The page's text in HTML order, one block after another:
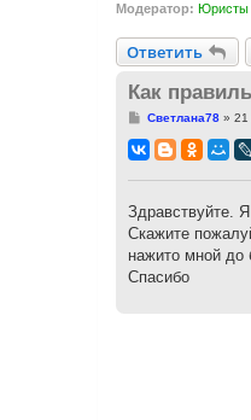
Модератор: Юристы
Ответить
Ответить
Как
С
о
б
и
е
Светлана78» 21
Здравствуйте.
Скажите
нажито мной до
Спасибо